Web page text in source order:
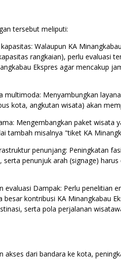
tersebut meliputi:
Walaupun KA
rangkaian), perlu evaluasi
Ekspres agar mencakup
multimoda: Menyambungkan
kota, angkutan wisata) akan
Mengembangkan paket wisata
tambah misalnya "tiket KA
penunjang: Peningkatan
serta penunjuk arah (signage)
evaluasi Dampak: Perlu penelitian
besar kontribusi KA Minangkabau
serta pola perjalanan
akses dari bandara ke kota,